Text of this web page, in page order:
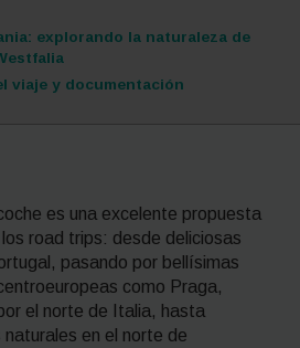
explorando la naturaleza de
viaje y documentación
es una excelente propuesta
road trips: desde deliciosas
pasando por bellísimas
como Praga,
el norte de Italia, hasta
en el norte de